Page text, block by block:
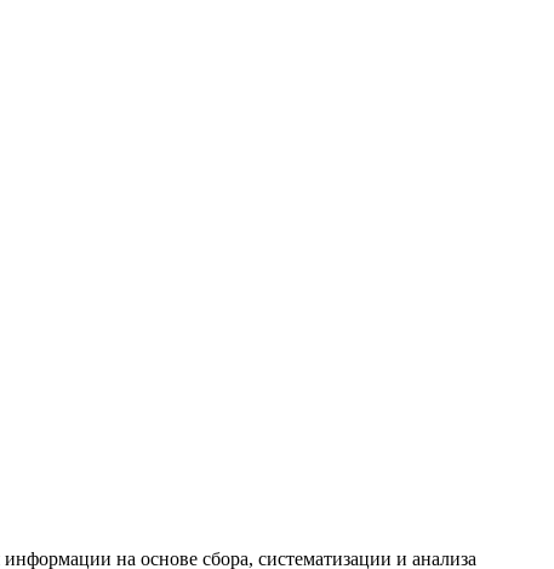
на основе сбора, систематизации и анализа